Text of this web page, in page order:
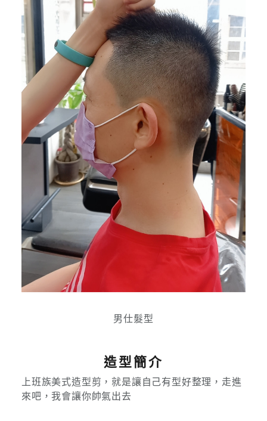
男仕髮型
造型簡介
上班族美式造型剪，就是讓自己有型好整理，走進
來吧，我會讓你帥氣出去